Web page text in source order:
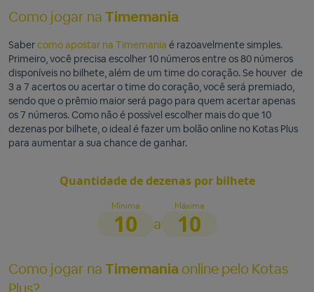
Como jogar naTimemania
Sabercomo apostar na Timemania é razoavelmente simples.
Primeiro, você precisa escolher 10 números entre os 80 números
disponíveis no bilhete, além de um time do coração. Se houver de
3 a 7 acertos ou acertar o time do coração, você será premiado,
sendo que o prêmio maior será pago para quem acertar apenas
os 7 números. Como não é possível escolher mais do que 10
dezenas por bilhete, o ideal é fazer um bolão online no Kotas Plus
para aumentar a sua chance de ganhar.
Quantidade de dezenas por bilhete
Mínima
10 a
Máxima
10
Como jogar naTimemania online pelo Kotas